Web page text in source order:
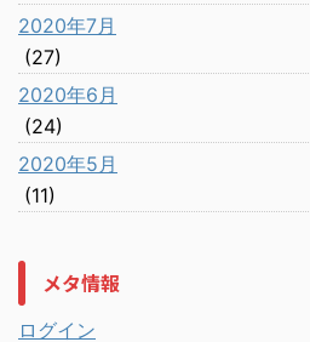
2020年7月
(27)
2020年6月
(24)
2020年5月
(11)
メタ情報
ログイン